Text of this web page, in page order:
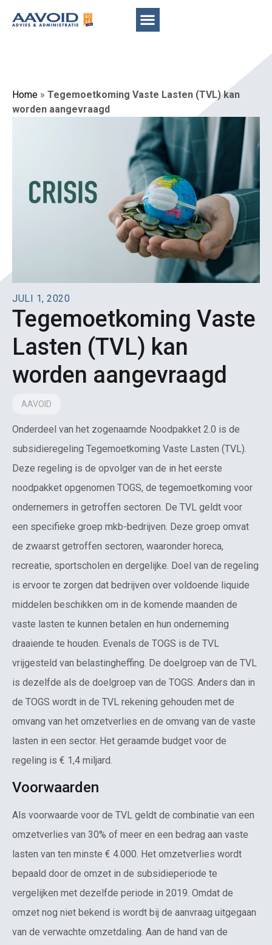
Home » Tegemoetkoming Vaste Lasten (TVL) kan
worden aangevraagd
JULI 1, 2020
Tegemoetkoming Vaste
Lasten (TVL) kan
worden aangevraagd
AAVOID
Onderdeel van het zogenaamde Noodpakket 2.0 is de
subsidieregeling Tegemoetkoming Vaste Lasten (TVL).
Deze regeling is de opvolger van de in het eerste
noodpakket opgenomen TOGS, de tegemoetkoming voor
ondernemers in getroffen sectoren. De TVL geldt voor
een specifieke groep mkb-bedrijven. Deze groep omvat
de zwaarst getroffen sectoren, waaronder horeca,
recreatie, sportscholen en dergelijke. Doel van de regeling
is ervoor te zorgen dat bedrijven over voldoende liquide
middelen beschikken om in de komende maanden de
vaste lasten te kunnen betalen en hun onderneming
draaiende te houden. Evenals de TOGS is de TVL
vrijgesteld van belastingheffing. De doelgroep van de TVL
is dezelfde als de doelgroep van de TOGS. Anders dan in
de TOGS wordt in de TVL rekening gehouden met de
omvang van het omzetverlies en de omvang van de vaste
lasten in een sector. Het geraamde budget voor de
regeling is € 1,4 miljard.
Voorwaarden
Als voorwaarde voor de TVL geldt de combinatie van een
omzetverlies van 30% of meer en een bedrag aan vaste
lasten van ten minste € 4.000. Het omzetverlies wordt
bepaald door de omzet in de subsidieperiode te
vergelijken met dezelfde periode in 2019. Omdat de
omzet nog niet bekend is wordt bij de aanvraag uitgegaan
van de verwachte omzetdaling. Aan de hand van de